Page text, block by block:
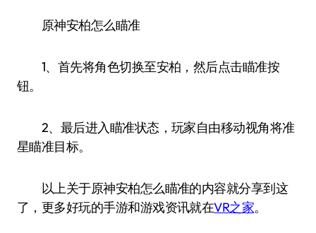
原神安柏怎么瞄准
1、首先将角色切换至安柏，然后点击瞄准按
钮。
2、最后进入瞄准状态，玩家自由移动视角将准
星瞄准目标。
以上关于原神安柏怎么瞄准的内容就分享到这
了，更多好玩的手游和游戏资讯就在VR之家。